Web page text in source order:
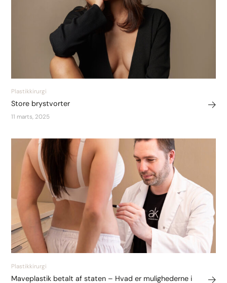
Plastikkirurgi
Store brystvorter
11 marts, 2025
Plastikkirurgi
Maveplastik betalt af staten – Hvad er mulighederne i